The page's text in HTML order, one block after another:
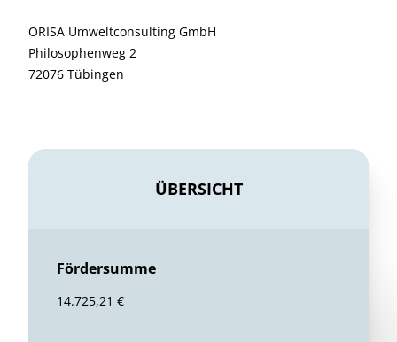
ORISA Umweltconsulting GmbH
Philosophenweg 2
72076 Tübingen
ÜBERSICHT
Fördersumme
14.725,21 €